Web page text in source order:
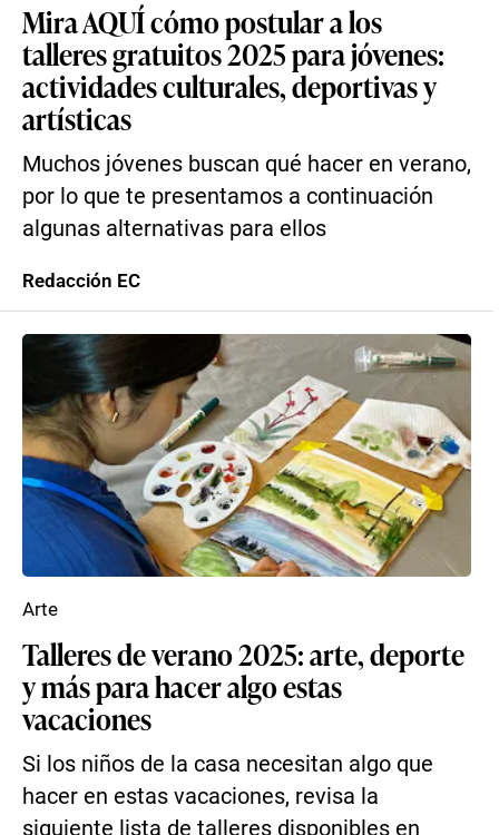
Mira AQUÍ cómo postular a los
talleres gratuitos 2025 para jóvenes:
actividades culturales, deportivas y
artísticas
Muchos jóvenes buscan qué hacer en verano,
por lo que te presentamos a continuación
algunas alternativas para ellos
Redacción EC
Talleres de verano 2025: arte, deporte
y más para hacer algo estas
vacaciones
Si los niños de la casa necesitan algo que
hacer en estas vacaciones, revisa la
siguiente lista de talleres disponibles en
Arte